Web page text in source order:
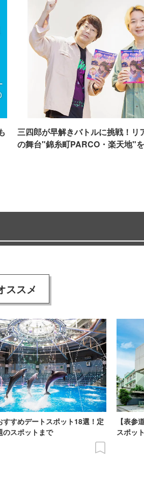
三四郎が早解きバトルに挑戦！リ
の舞台"錦糸町PARCO・楽天地"を
ススメ
すすめデートスポット18選！定
のスポットまで
【表参
スポッ